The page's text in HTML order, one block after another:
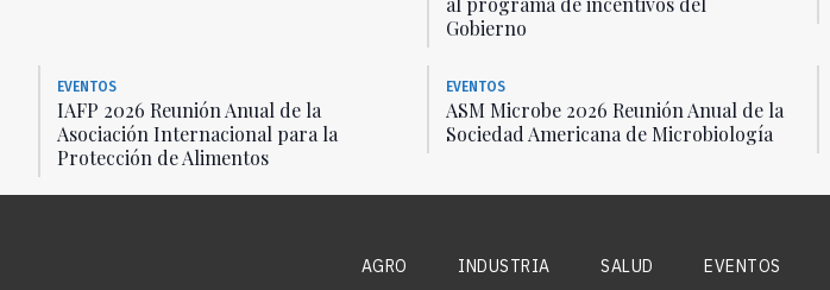
Gobierno
EVENTOS
IAFP 2026 Reunión Anual de la
Asociación Internacional para la
Protección de Alimentos
EVENTOS
ASM Microbe 2026 Reunión Anual de la
Sociedad Americana de Microbiología
AGRO INDUSTRIA SALUD EVENTOS